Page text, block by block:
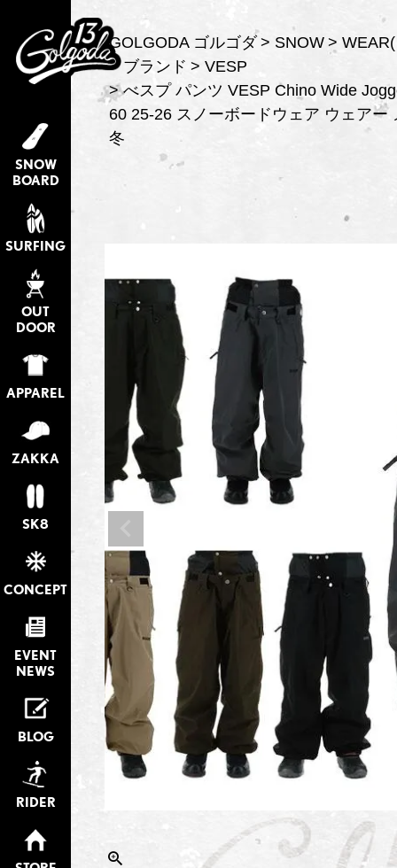
SNOW
BOARD
SURFING
OUT
DOOR
APPAREL
ZAKKA
SK8
CONCEPT
EVENT
NEWS
BLOG
RIDER
GOLGODA ゴルゴダ SNOW
ブランド
VESP
べスプ パンツ VESP Chino Wide
60 25-26 スノーボードウェア ウェアー
冬